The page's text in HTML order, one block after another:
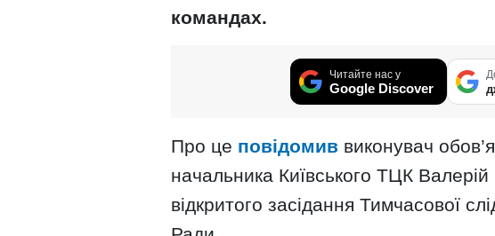
командах.
Читайте нас у
Google Discover
Про це повідомив виконувач
начальника Київського ТЦК Валерій
відкритого засідання Тимчасової